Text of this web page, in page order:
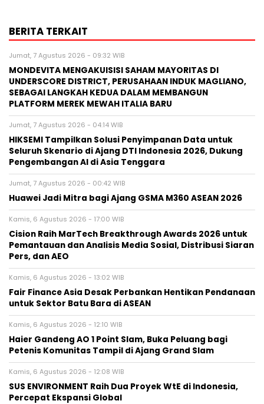
BERITA TERKAIT
Jumat, 7 Agustus 2026 - 09:32 WIB
MONDEVITA MENGAKUISISI SAHAM MAYORITAS DI
UNDERSCORE DISTRICT, PERUSAHAAN INDUK MAGLIANO,
SEBAGAI LANGKAH KEDUA DALAM MEMBANGUN
PLATFORM MEREK MEWAH ITALIA BARU
Jumat, 7 Agustus 2026 - 04:14 WIB
HIKSEMI Tampilkan Solusi Penyimpanan Data untuk
Seluruh Skenario di Ajang DTI Indonesia 2026, Dukung
Pengembangan AI di Asia Tenggara
Jumat, 7 Agustus 2026 - 00:42 WIB
Huawei Jadi Mitra bagi Ajang GSMA M360 ASEAN 2026
Kamis, 6 Agustus 2026 - 17:00 WIB
Cision Raih MarTech Breakthrough Awards 2026 untuk
Pemantauan dan Analisis Media Sosial, Distribusi Siaran
Pers, dan AEO
Kamis, 6 Agustus 2026 - 13:02 WIB
Fair Finance Asia Desak Perbankan Hentikan Pendanaan
untuk Sektor Batu Bara di ASEAN
Kamis, 6 Agustus 2026 - 12:10 WIB
Haier Gandeng AO 1 Point Slam, Buka Peluang bagi
Petenis Komunitas Tampil di Ajang Grand Slam
Kamis, 6 Agustus 2026 - 12:08 WIB
SUS ENVIRONMENT Raih Dua Proyek WtE di Indonesia,
Percepat Ekspansi Global